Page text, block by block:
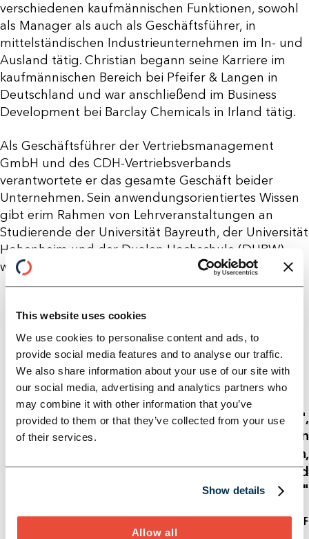
This website uses cookies
We use cookies to personalise content and ads, to
provide social media features and to analyse our traffic.
We also share information about your use of our site with
our social media, advertising and analytics partners who
may combine it with other information that you’ve
provided to them or that they’ve collected from your use
of their services.
Show details
Allow all
verschiedenen kaufmännischen Funktionen, sowohl
als Manager als auch als Geschäftsführer, in
mittelständischen Industrieunternehmen im In- und
Ausland tätig. Christian begann seine Karriere im
kaufmännischen Bereich bei Pfeifer & Langen in
Deutschland und war anschließend im Business
Development bei Barclay Chemicals in Irland tätig.
Als Geschäftsführer der Vertriebsmanagement
GmbH und des CDH-Vertriebsverbands
verantwortete er das gesamte Geschäft beider
Unternehmen. Sein anwendungsorientiertes Wissen
gibt erim Rahmen von Lehrveranstaltungen an
Studierende der Universität Bayreuth, der Universität
Hohenheim und der Dualen Hochschule (DHBW)
weiter.
"Für mich bedeutet "together we grow",
gemeinsam mit KundInnen und PartnerInnen
kontinuierlich zu lernen und Erfolge zu erzielen,
durch eine offene, unterstützende und
zielorientierte Zusammenarbeit."
- CHRISTIAN F. KOOF